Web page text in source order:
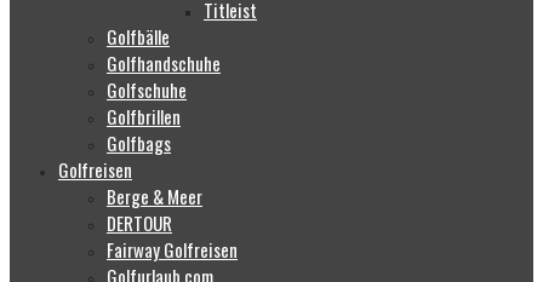
Titleist
Golfbälle
Golfhandschuhe
Golfschuhe
Golfbrillen
Golfbags
Golfreisen
Berge & Meer
DERTOUR
Fairway Golfreisen
Golfurlaub.com